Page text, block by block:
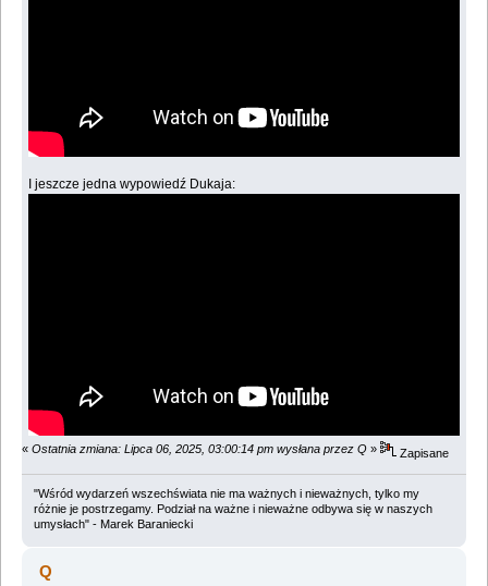
I jeszcze jedna wypowiedź Dukaja:
« Ostatnia zmiana: Lipca 06, 2025, 03:00:14 pm wysłana przez Q » Zapisane
"Wśród wydarzeń wszechświata nie ma ważnych i nieważnych, tylko my
różnie je postrzegamy. Podział na ważne i nieważne odbywa się w naszych
umysłach" - Marek Baraniecki
Q